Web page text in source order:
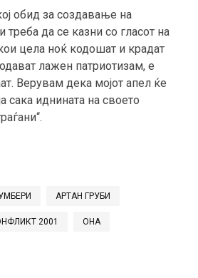
обид за создавање на
треба да се казни со гласот на
цела ноќ кодошат и крадат
лажен патриотизам, е
Верувам дека мојот апел ќе
сака иднината на своето
АРТАН ГРУБИ
2001 ОНА